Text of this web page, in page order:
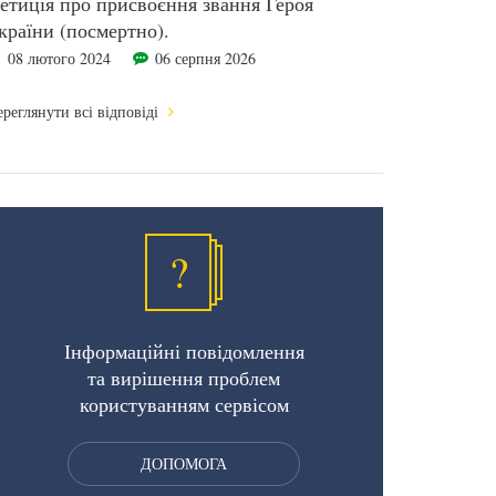
(посмертно).
08 лютого 2024 06 серпня 2026
всі відповіді
?
Інформаційні повідомлення
та вирішення проблем
користуванням сервісом
ДОПОМОГА